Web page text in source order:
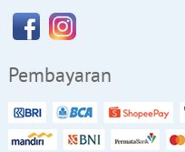
Pembayaran